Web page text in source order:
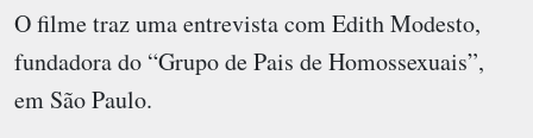
O filme traz uma entrevista com Edith Modesto,
fundadora do “Grupo de Pais de Homossexuais”,
em São Paulo.